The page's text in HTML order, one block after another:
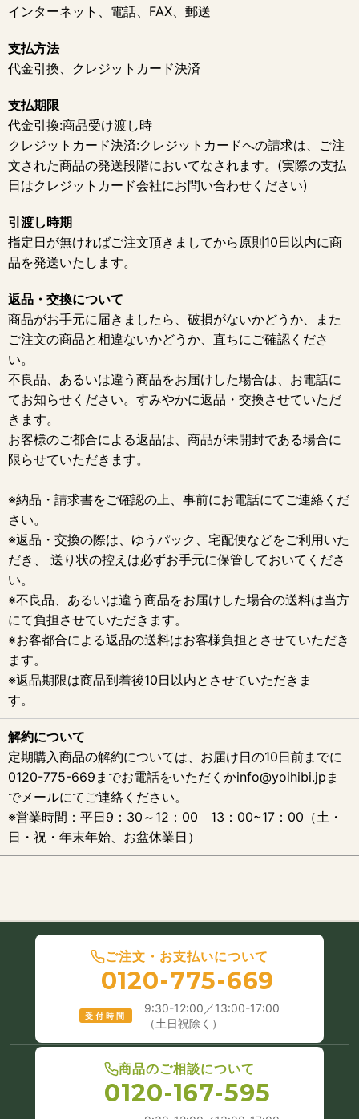
インターネット、電話、FAX、郵送
支払方法
代金引換、クレジットカード決済
支払期限
代金引換:商品受け渡し時
クレジットカード決済:クレジットカードへの請求は、ご注
文された商品の発送段階においてなされます。(実際の支払
日はクレジットカード会社にお問い合わせください)
引渡し時期
指定日が無ければご注文頂きましてから原則10日以内に商
品を発送いたします。
返品・交換について
商品がお手元に届きましたら、破損がないかどうか、また
ご注文の商品と相違ないかどうか、直ちにご確認くださ
い。
不良品、あるいは違う商品をお届けした場合は、お電話に
てお知らせください。すみやかに返品・交換させていただ
きます。
お客様のご都合による返品は、商品が未開封である場合に
限らせていただきます。
※納品・請求書をご確認の上、事前にお電話にてご連絡くだ
さい。
※返品・交換の際は、ゆうパック、宅配便などをご利用いた
だき、 送り状の控えは必ずお手元に保管しておいてくださ
い。
※不良品、あるいは違う商品をお届けした場合の送料は当方
にて負担させていただきます。
※お客都合による返品の送料はお客様負担とさせていただき
ます。
※返品期限は商品到着後10日以内とさせていただきま
す。
解約について
定期購入商品の解約については、お届け日の10日前までに
0120-775-669までお電話をいただくかinfo@yoihibi.jpま
でメールにてご連絡ください。
※営業時間：平日9：30～12：00 13：00~17：00（土・
日・祝・年末年始、お盆休業日）
ご注文・お支払いについて
0120-775-669
受付時間
9:30-12:00／13:00-17:00
（土日祝除く）
商品のご相談について
0120-167-595